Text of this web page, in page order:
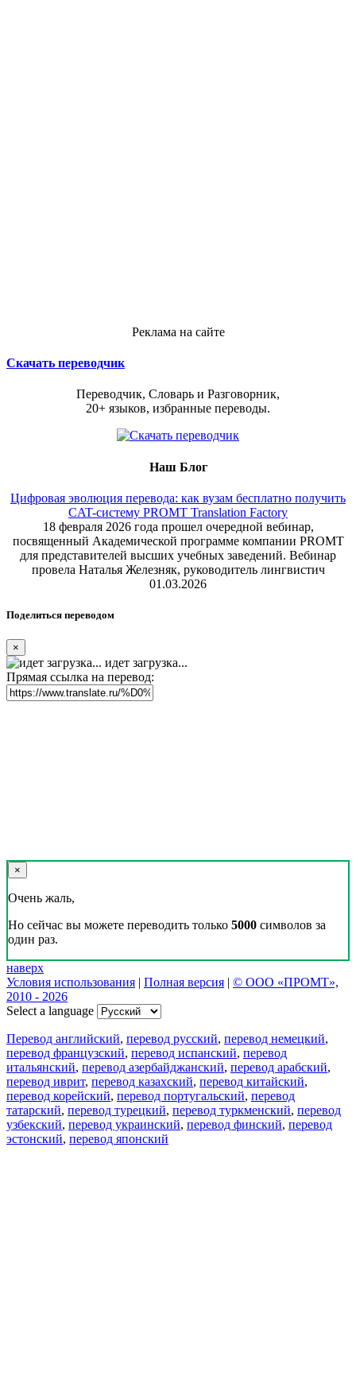
Реклама на сайте
Скачать переводчик
Переводчик, Словарь и Разговорник,
20+ языков, избранные переводы.
Наш Блог
Цифровая эволюция перевода: как вузам бесплатно получить
CAT-систему PROMT Translation Factory
18 февраля 2026 года прошел очередной вебинар,
посвященный Академической программе компании PROMT
для представителей высших учебных заведений. Вебинар
провела Наталья Железняк, руководитель лингвистич
01.03.2026
Поделиться переводом
×
идет загрузка...
Прямая ссылка на перевод:
×
Очень жаль,
Но сейчас вы можете переводить только 5000 символов за
один раз.
наверх
Условия использования | Полная версия | © ООО «ПРОМТ»,
2010 - 2026
Select a language
Перевод английский, перевод русский, перевод немецкий,
перевод французский, перевод испанский, перевод
итальянский, перевод азербайджанский, перевод арабский,
перевод иврит, перевод казахский, перевод китайский,
перевод корейский, перевод португальский, перевод
татарский, перевод турецкий, перевод туркменский, перевод
узбекский, перевод украинский, перевод финский, перевод
эстонский, перевод японский